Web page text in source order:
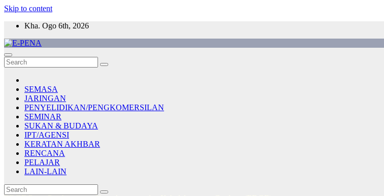
Skip to content
Kha. Ogo 6th, 2026
E-PENA
Berita Digital Terkini
SEMASA
JARINGAN
PENYELIDIKAN/PENGKOMERSILAN
SEMINAR
SUKAN & BUDAYA
IPT/AGENSI
KERATAN AKHBAR
RENCANA
PELAJAR
LAIN-LAIN